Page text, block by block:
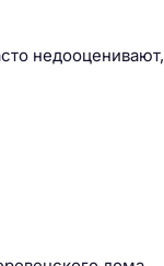
недооценивают,